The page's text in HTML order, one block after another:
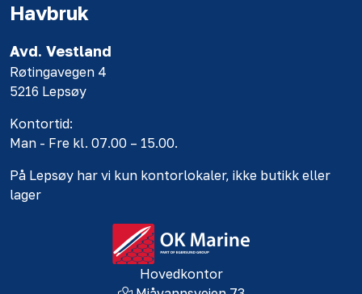
Havbruk
Avd. Vestland
Røtingavegen 4
5216 Lepsøy
Kontortid:
Man - Fre kl. 07.00 – 15.00.
På Lepsøy har vi kun kontorlokaler, ikke butikk eller
lager
Hovedkontor